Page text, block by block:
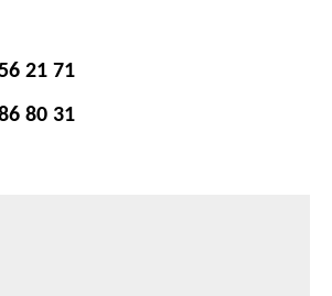
21 71
80 31